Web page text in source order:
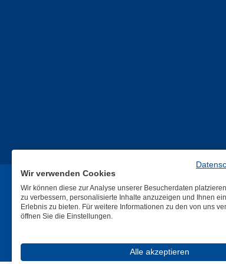
Wir verwenden Cookies
Wir können diese zur Analyse unserer Besucherdaten
zu verbessern, personalisierte Inhalte anzuzeigen und Ihnen
Erlebnis zu bieten. Für weitere Informationen zu den von uns
öffnen Sie die Einstellungen.
Alle akzeptieren